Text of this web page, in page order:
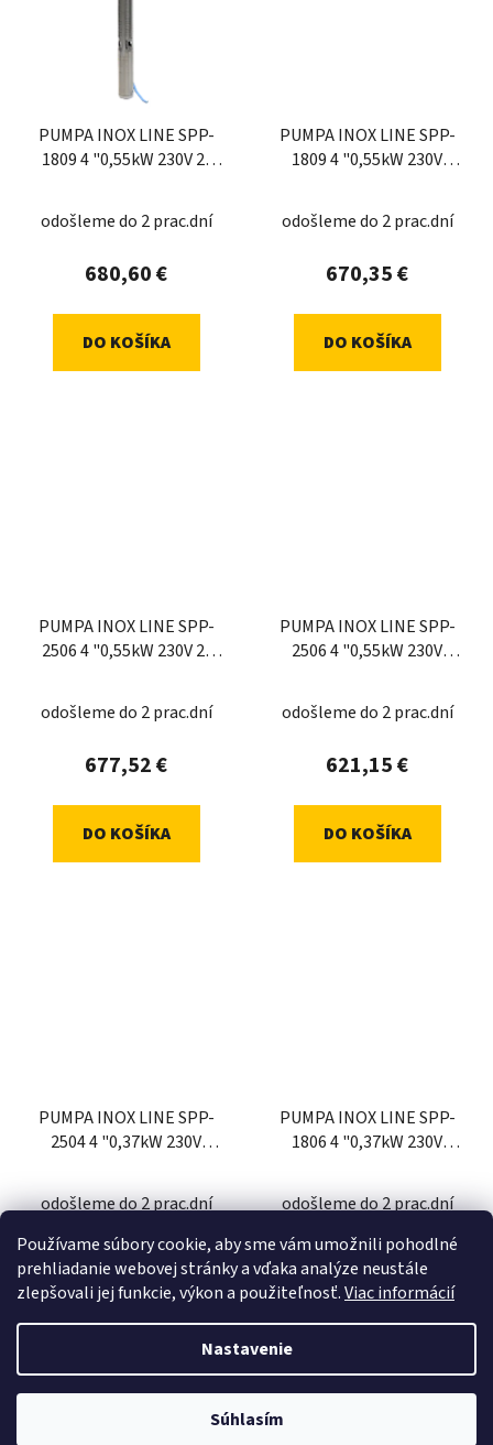
Používame súbory cookie, aby sme vám umožnili pohodlné
prehliadanie webovej stránky a vďaka analýze neustále
zlepšovali jej funkcie, výkon a použiteľnosť.Viac informácií
Nastavenie
Súhlasím
PUMPA INOX LINE SPP-
1809 4 "0,55kW 230V 2-
odošleme do 2 prac.dní
680,60 €
DO KOŠÍKA
PUMPA INOX LINE SPP-
1809 4 "0,55kW 230V
odošleme do 2 prac.dní
670,35 €
DO KOŠÍKA
PUMPA INOX LINE SPP-
2506 4 "0,55kW 230V 2-
odošleme do 2 prac.dní
677,52 €
DO KOŠÍKA
PUMPA INOX LINE SPP-
2506 4 "0,55kW 230V
odošleme do 2 prac.dní
621,15 €
DO KOŠÍKA
PUMPA INOX LINE SPP-
2504 4 "0,37kW 230V
odošleme do 2 prac.dní
555,55 €
DO KOŠÍKA
PUMPA INOX LINE SPP-
1806 4 "0,37kW 230V
odošleme do 2 prac.dní
583,23 €
DO KOŠÍKA
Vytvoril Shoptet